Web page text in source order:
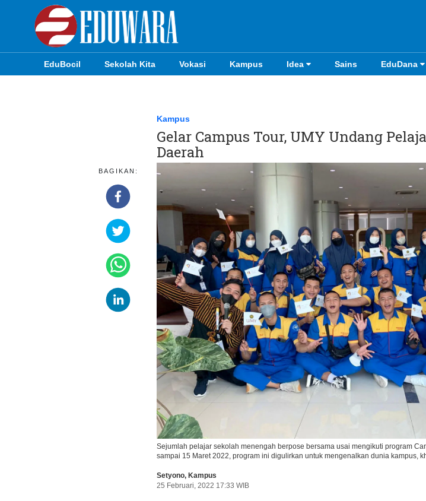
EduBocil Sekolah Kita Vokasi Kampus Idea Sains EduDana
Ikuti Kami di:
Kampus
Gelar Campus Tour, UMY Undang
Daerah
BAGIKAN:
Sejumlah pelajar sekolah menengah berpose bersama usai mengikuti program
sampai 15 Maret 2022, program ini digulirkan untuk mengenalkan dunia kampus,
Setyono, Kampus
25 Februari, 2022 17:33 WIB